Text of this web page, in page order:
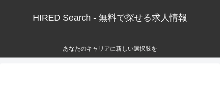
HIRED Search - 無料で探せる求人情報
あなたのキャリアに新しい選択肢を